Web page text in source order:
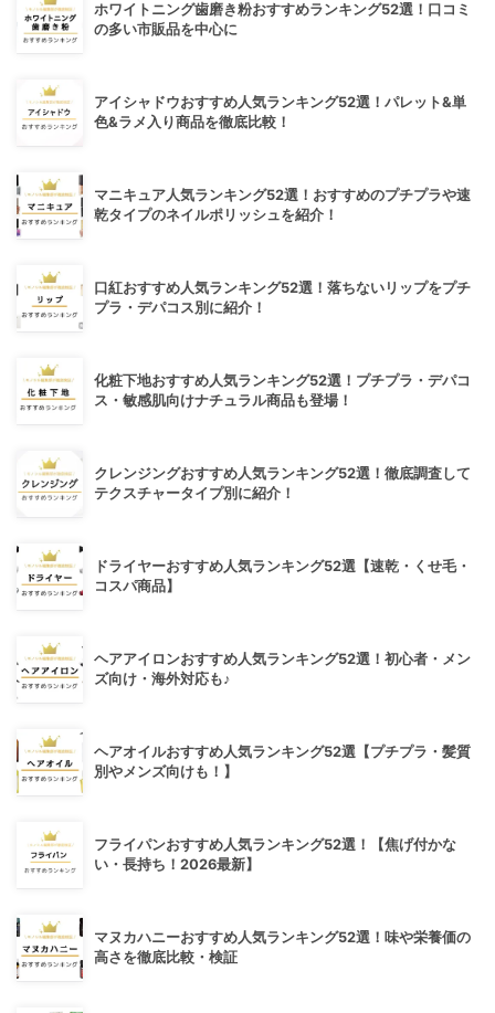
ホワイトニング歯磨き粉おすすめランキング52選！口コミ
の多い市販品を中心に
アイシャドウおすすめ人気ランキング52選！パレット&単
色&ラメ入り商品を徹底比較！
マニキュア人気ランキング52選！おすすめのプチプラや速
乾タイプのネイルポリッシュを紹介！
口紅おすすめ人気ランキング52選！落ちないリップをプチ
プラ・デパコス別に紹介！
化粧下地おすすめ人気ランキング52選！プチプラ・デパコ
ス・敏感肌向けナチュラル商品も登場！
クレンジングおすすめ人気ランキング52選！徹底調査して
テクスチャータイプ別に紹介！
ドライヤーおすすめ人気ランキング52選【速乾・くせ毛・
コスパ商品】
ヘアアイロンおすすめ人気ランキング52選！初心者・メン
ズ向け・海外対応も♪
ヘアオイルおすすめ人気ランキング52選【プチプラ・髪質
別やメンズ向けも！】
フライパンおすすめ人気ランキング52選！【焦げ付かな
い・長持ち！2026最新】
マヌカハニーおすすめ人気ランキング52選！味や栄養価の
高さを徹底比較・検証